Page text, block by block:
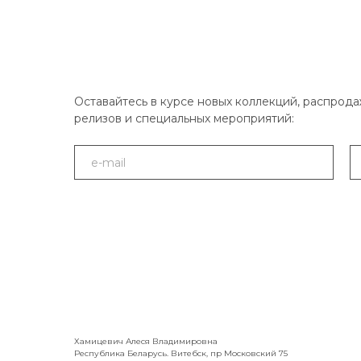
Хамицевич Алеся Владимировна
Республика Беларусь. Витебск, пр Московский 75
Оставайтесь в курсе новых коллекций,
релизов и специальных мероприятий: